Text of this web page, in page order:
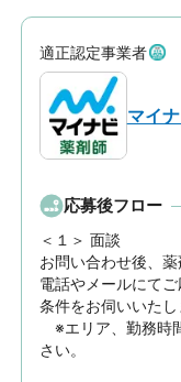
適正認定事業者
マイ
応募後フロー
＜１＞ 面談
お問い合わせ後、
電話やメールにて
条件をお伺いいたし
※エリア、勤務時
さい。